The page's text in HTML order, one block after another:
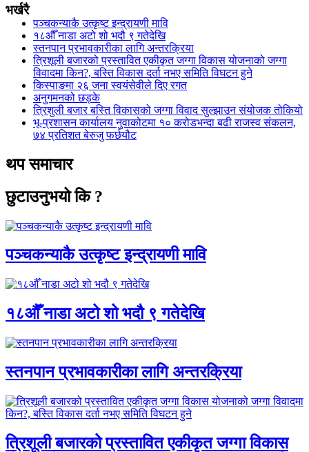
भर्खरै
पञ्चकन्याकै उत्कृष्ट इन्द्रायणी मावि
१८औँ नाडा अटो शो भदौ ९ गतेदेखि
स्तनपान प्रभावकारीका लागि अन्तरक्रिया
त्रिशूली बजारको प्रस्तावित एकीकृत जग्गा विकास योजनाको जग्गा
विवादमा किन?, बस्ति विकास दर्ता नभए समिति विघटन हुने
किस्पाङमा २६ जना स्वयंसेवीले दिए रगत
अनुगमनको छड्के
त्रिशुली बजार बस्ति विकासको जग्गा विवाद सुल्झाउन संयोजक तोकियो
भू-प्रशासन कार्यालय नुवाकोटमा १० करोडभन्दा बढी राजस्व संकलन,
७४ प्रतिशत बेरुजु फर्छयौट
थप समाचार
छुटाउनुभयो कि ?
पञ्चकन्याकै उत्कृष्ट इन्द्रायणी मावि
१८औँ नाडा अटो शो भदौ ९ गतेदेखि
स्तनपान प्रभावकारीका लागि अन्तरक्रिया
त्रिशूली बजारको प्रस्तावित एकीकृत जग्गा विकास